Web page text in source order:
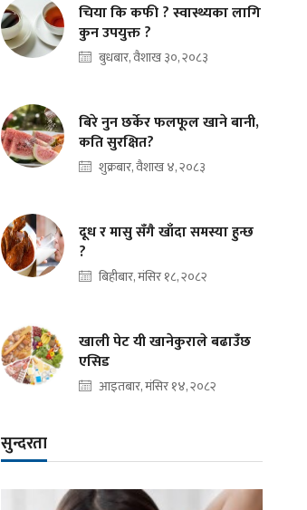
चिया कि कफी ? स्वास्थ्यका लागि
कुन उपयुक्त ?
बुधबार, वैशाख ३०, २०८३
बिरे नुन छर्केर फलफूल खाने बानी,
कति सुरक्षित?
शुक्रबार, वैशाख ४, २०८३
दूध र मासु सँगै खाँदा समस्या हुन्छ
?
बिहीबार, मंसिर १८, २०८२
खाली पेट यी खानेकुराले बढाउँछ
एसिड
आइतबार, मंसिर १४, २०८२
सुन्दरता